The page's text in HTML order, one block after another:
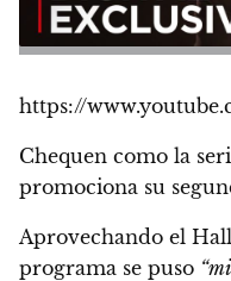
https://
Chequen como la
promociona su
Aprovechando el
programa se puso